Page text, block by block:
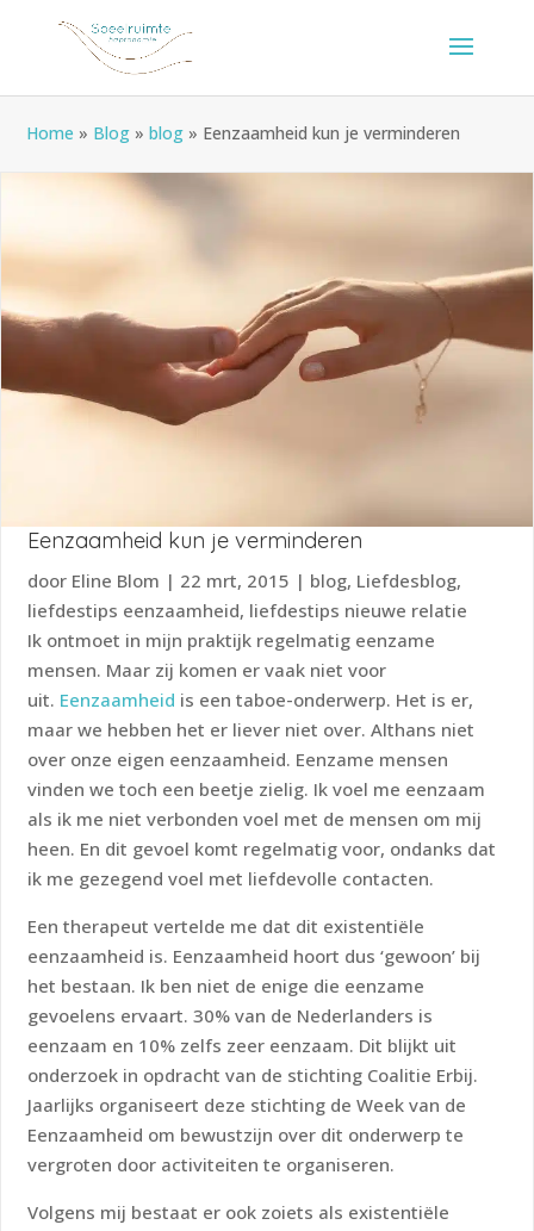
Home » Blog »blog » Eenzaamheid kun je verminderen
Eenzaamheid kun je verminderen
door Eline Blom | 22 mrt, 2015 | blog, Liefdesblog,
liefdestips eenzaamheid, liefdestips nieuwe relatie
Ik ontmoet in mijn praktijk regelmatig eenzame
mensen. Maar zij komen er vaak niet voor
uit. Eenzaamheid is een taboe-onderwerp. Het is er,
maar we hebben het er liever niet over. Althans niet
over onze eigen eenzaamheid. Eenzame mensen
vinden we toch een beetje zielig. Ik voel me eenzaam
als ik me niet verbonden voel met de mensen om mij
heen. En dit gevoel komt regelmatig voor, ondanks dat
ik me gezegend voel met liefdevolle contacten.
Een therapeut vertelde me dat dit existentiële
eenzaamheid is. Eenzaamheid hoort dus ‘gewoon’ bij
het bestaan. Ik ben niet de enige die eenzame
gevoelens ervaart. 30% van de Nederlanders is
eenzaam en 10% zelfs zeer eenzaam. Dit blijkt uit
onderzoek in opdracht van de stichting Coalitie Erbij.
Jaarlijks organiseert deze stichting de Week van de
Eenzaamheid om bewustzijn over dit onderwerp te
vergroten door activiteiten te organiseren.
Volgens mij bestaat er ook zoiets als existentiële